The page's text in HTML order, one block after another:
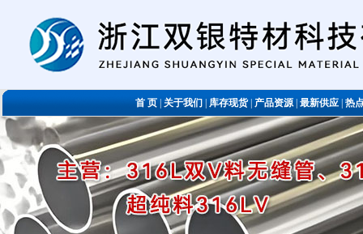
首 页关于我们库存现货|产品资源|最新供应|热